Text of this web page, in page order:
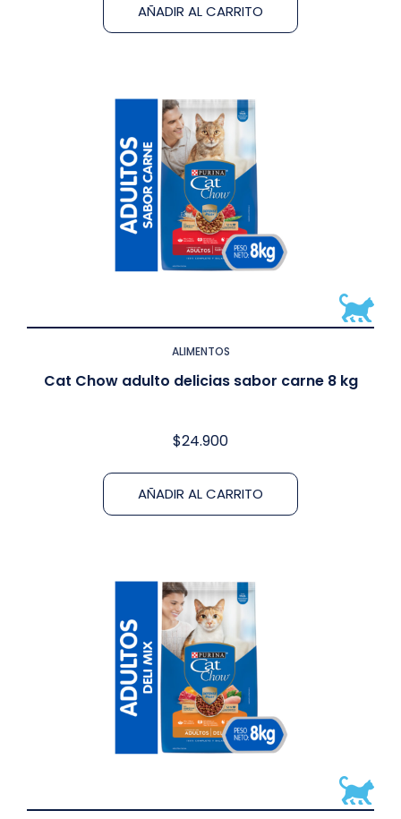
AÑADIR AL CARRITO
ALIMENTOS
Cat Chow adulto delicias sabor carne 8 kg
$24.900
AÑADIR AL CARRITO